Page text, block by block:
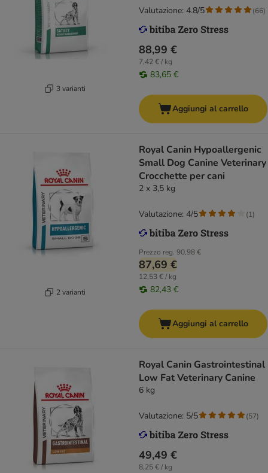
3 varianti
88,99 €
7,42 € / kg
83,65 €
Valutazione: 4.8/5 (66)
Aggiungi al carrello
2 varianti
Royal Canin Hypoallergenic
Small Dog Canine Veterinary
Crocchette per cani
2 x 3,5 kg
Prezzo reg. 90,98 €
87,69 €
12,53 € / kg
82,43 €
Valutazione: 4/5 (1)
Aggiungi al carrello
Royal Canin Gastrointestinal
Low Fat Veterinary Canine
6 kg
49,49 €
8,25 € / kg
Valutazione: 5/5 (57)